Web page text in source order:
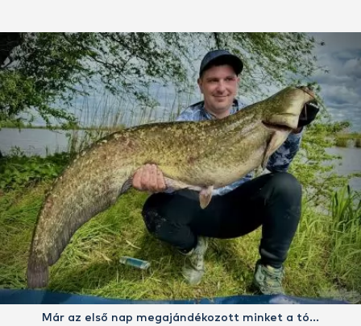
Már az első nap megajándékozott minket a tó…